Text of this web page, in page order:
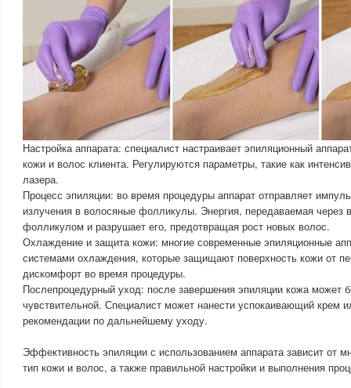
Настройка аппарата: специалист настраивает эпиляционный
кожи и волос клиента. Регулируются параметры, такие как
лазера.
Процесс эпиляции: во время процедуры аппарат отправляет
излучения в волосяные фолликулы. Энергия, передаваемая через
фолликулом и разрушает его, предотвращая рост новых волос.
Охлаждение и защита кожи: многие современные эпиляционные
системами охлаждения, которые защищают поверхность кожи от
дискомфорт во время процедуры.
Послепроцедурный уход: после завершения эпиляции кожа может
чувствительной. Специалист может нанести успокаивающий крем
рекомендации по дальнейшему уходу.
Эффективность эпиляции с использованием аппарата зависит от
тип кожи и волос, а также правильной настройки и выполнения